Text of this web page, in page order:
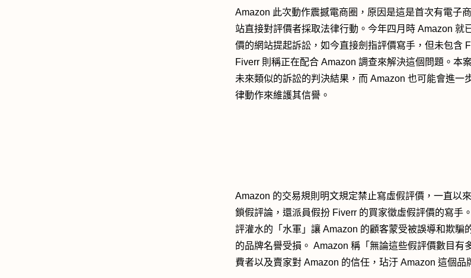
Amazon 此次動作震撼電商圈，原因是這是首次有電子
站直接對評價者採取法律行動。今年四月時 Amazon 就
價的網站提起訴訟，如今直接劍指評價寫手，但未包含
Fiverr 則稱正在配合 Amazon 調查來解決這個問題。本
未來類似的訴訟的判決結果，而 Amazon 也可能會進一
律動作來維護其信譽。
Amazon 的交易規則明文規定禁止寫虛假評價，一直以
鎖假評論，還派員假扮 Fiverr 的買家徵虛假評價的寫手
評灌水的「水軍」讓 Amazon 的顧客蒙受被誤導和欺騙
的品牌名譽受損。 Amazon 稱「無論這些假評價數目有
費者以及賣家對 Amazon 的信任，玷汙 Amazon 這個品